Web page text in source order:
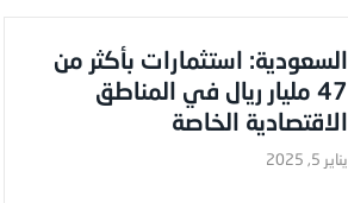
السعودية: استثمارات بأكثر من
47 مليار ريال في المناطق
الاقتصادية الخاصة
يناير 5, 2025